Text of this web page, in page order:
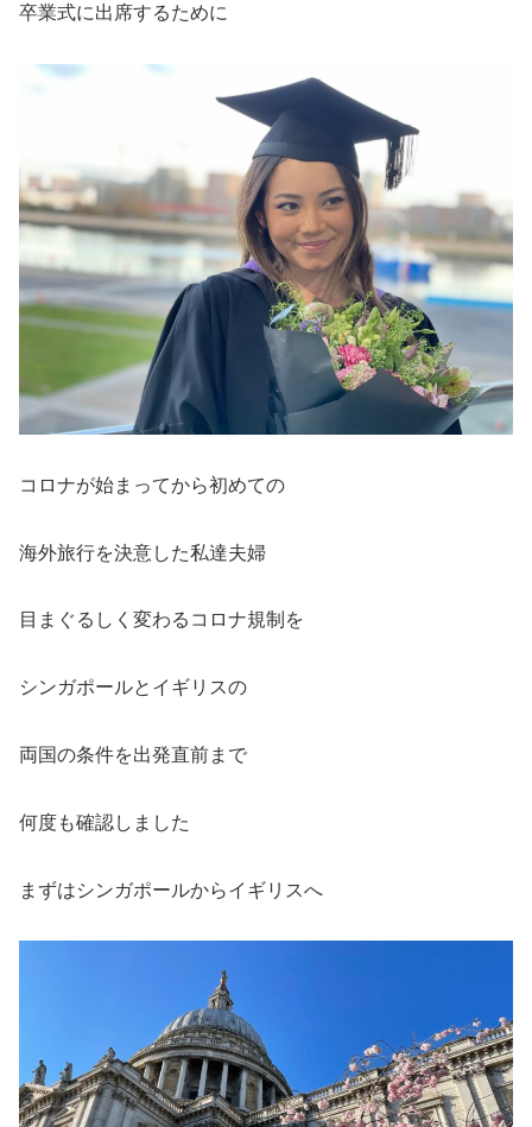
卒業式に出席するために
コロナが始まってから初めての
海外旅行を決意した私達夫婦
目まぐるしく変わるコロナ規制を
シンガポールとイギリスの
両国の条件を出発直前まで
何度も確認しました
まずはシンガポールからイギリスへ